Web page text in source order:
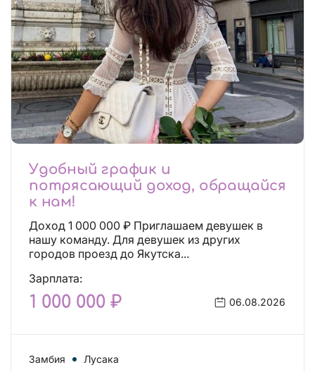
Удобный график и
потрясающий доход, обращайся
к нам!
Доход 1 000 000 ₽ Приглашаем девушек в
нашу команду. Для девушек из других
городов проезд до Якутска...
Зарплата:
1 000 000 ₽ 06.08.2026
Замбия Лусака